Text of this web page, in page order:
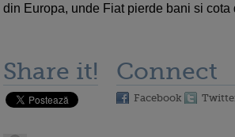
din Europa, unde Fiat pierde bani si cota
Share it! Connect
Facebook